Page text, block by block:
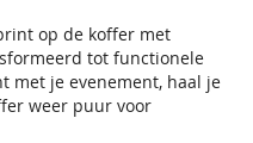
op de koffer met
tot functionele
met je evenement, haal je
weer puur voor